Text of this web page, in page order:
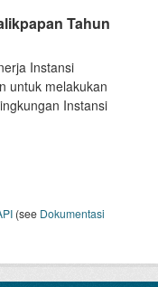
Tahun
Instansi
untuk melakukan
Instansi
(see Dokumentasi